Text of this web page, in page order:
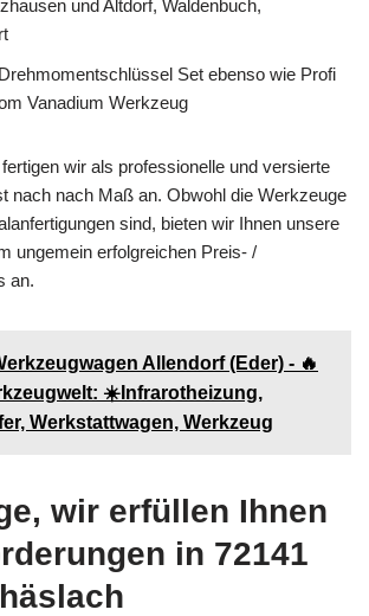
und Altdorf, Waldenbuch,
Set ebenso wie Profi
Vanadium Werkzeug
wir als professionelle und versierte
nach nach Maß an. Obwohl die Werkzeuge
sind, bieten wir Ihnen unsere
ungemein erfolgreichen Preis- /
an.
Allendorf (Eder) - 🔥
☀️Infrarotheizung,
Werkstattwagen, Werkzeug
wir erfüllen Ihnen
in 72141